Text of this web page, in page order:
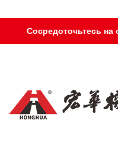
Сосредоточьтесь